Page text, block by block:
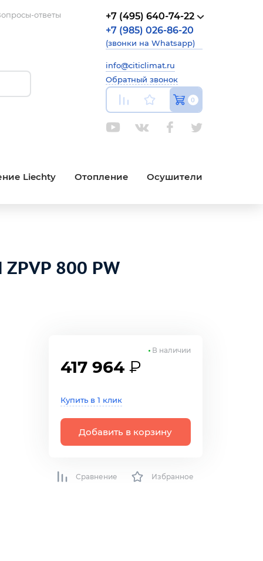
ответы
+7 (495) 640-74-22
+7 (985) 026-86-20
(звонки на Whatsapp)
info@citiclimat.ru
Обратный звонок
0
Liechty Отопление Осушители
800 PW
417 964 ₽
Купить в 1 клик
Добавить в корзину
В наличии
Сравнение Избранное